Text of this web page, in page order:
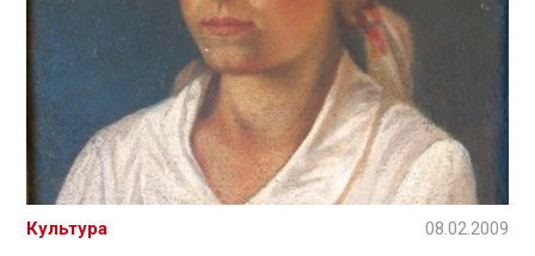
Культура 08.02.2009